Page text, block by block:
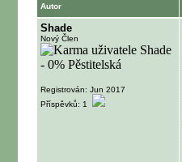
Autor
Shade
Nový Člen
Registrován: Jun 2017
Příspěvků: 1